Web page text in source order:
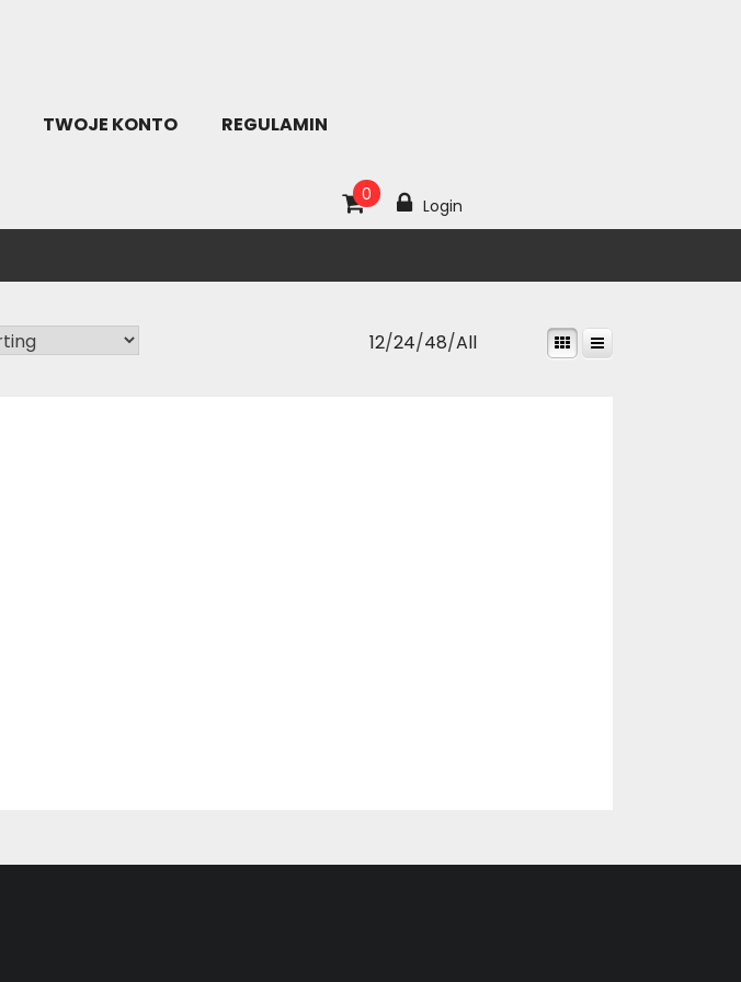
TWOJE KONTO
REGULAMIN
0
Login
12/24/48/All